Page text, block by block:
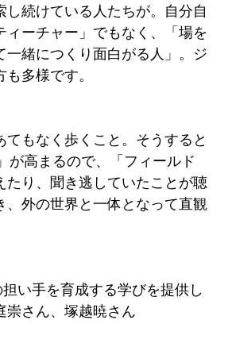
続けている人たちが。自分自
ーチャー」でもなく、「場を
緒につくり面白がる人」。ジ
多様です。
もなく歩くこと。そうすると
高まるので、「フィールド
り、聞き逃していたことが聴
外の世界と一体となって直観
い手を育成する学びを提供し
崇さん、塚越暁さん